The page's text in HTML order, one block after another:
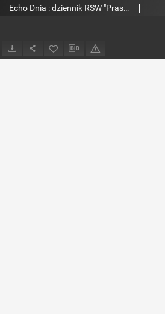
Echo Dnia : dziennik RSW "Prasa-Książka-Ruch" 1973, R.3, nr 294